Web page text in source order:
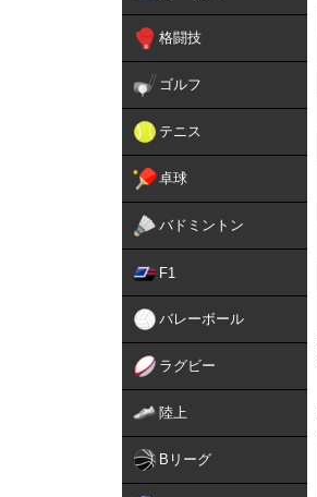
格闘技
ゴルフ
テニス
卓球
バドミントン
F1
バレーボール
ラグビー
陸上
Bリーグ